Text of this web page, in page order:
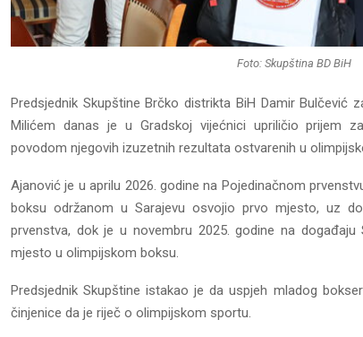
Foto: Skupština BD BiH
Predsjednik Skupštine Brčko distrikta BiH Damir Bulčević
Milićem danas je u Gradskoj vijećnici upriličio prijem
povodom njegovih izuzetnih rezultata ostvarenih u
Ajanović je u aprilu 2026. godine na Pojedinačnom
boksu održanom u Sarajevu osvojio prvo mjesto, uz
prvenstva, dok je u novembru 2025. godine na
mjesto u olimpijskom boksu.
Predsjednik Skupštine istakao je da uspjeh mladog
činjenice da je riječ o olimpijskom sportu.